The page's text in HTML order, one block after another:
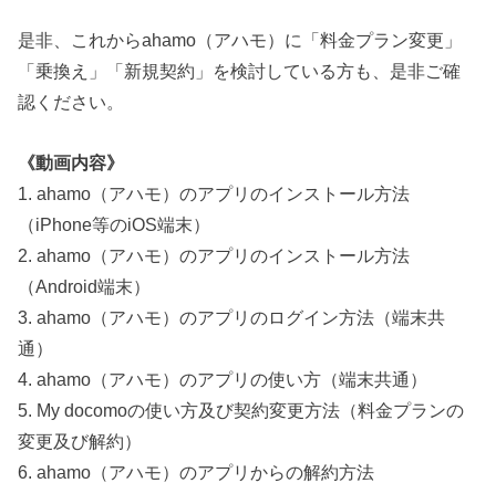
是非、これからahamo（アハモ）に「料金プラン変更」
「乗換え」「新規契約」を検討している方も、是非ご確
認ください。
《動画内容》
1. ahamo（アハモ）のアプリのインストール方法
（iPhone等のiOS端末）
2. ahamo（アハモ）のアプリのインストール方法
（Android端末）
3. ahamo（アハモ）のアプリのログイン方法（端末共
通）
4. ahamo（アハモ）のアプリの使い方（端末共通）
5. My docomoの使い方及び契約変更方法（料金プランの
変更及び解約）
6. ahamo（アハモ）のアプリからの解約方法